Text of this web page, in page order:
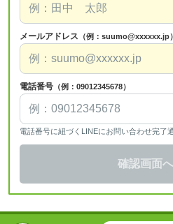
メールアドレス （例：suumo@xxxxxx.jp）
電話番号 （例：09012345678）
電話番号に紐づくLINEにお問い合わせ完了
確認画面